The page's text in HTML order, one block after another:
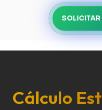
SOLICITAR
Cálculo